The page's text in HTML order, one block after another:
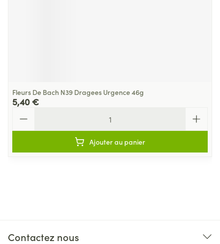
Fleurs De Bach N39 Dragees Urgence 46g
5,40 €
Ajouter au panier
Contactez nous